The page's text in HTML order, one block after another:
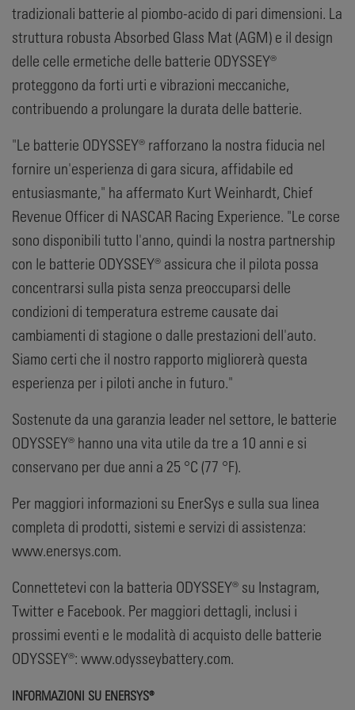
tradizionali batterie al piombo-acido di pari dimensioni. La
struttura robusta Absorbed Glass Mat (AGM) e il design
delle celle ermetiche delle batterie ODYSSEY®
proteggono da forti urti e vibrazioni meccaniche,
contribuendo a prolungare la durata delle batterie.
"Le batterie ODYSSEY® rafforzano la nostra fiducia nel
fornire un'esperienza di gara sicura, affidabile ed
entusiasmante," ha affermato Kurt Weinhardt, Chief
Revenue Officer di NASCAR Racing Experience. "Le corse
sono disponibili tutto l'anno, quindi la nostra partnership
con le batterie ODYSSEY® assicura che il pilota possa
concentrarsi sulla pista senza preoccuparsi delle
condizioni di temperatura estreme causate dai
cambiamenti di stagione o dalle prestazioni dell'auto.
Siamo certi che il nostro rapporto migliorerà questa
esperienza per i piloti anche in futuro."
Sostenute da una garanzia leader nel settore, le batterie
ODYSSEY® hanno una vita utile da tre a 10 anni e si
conservano per due anni a 25 °C (77 °F).
Per maggiori informazioni su EnerSys e sulla sua linea
completa di prodotti, sistemi e servizi di assistenza:
www.enersys.com.
Connettetevi con la batteria ODYSSEY® su Instagram,
Twitter e Facebook. Per maggiori dettagli, inclusi i
prossimi eventi e le modalità di acquisto delle batterie
ODYSSEY®: www.odysseybattery.com.
INFORMAZIONI SU ENERSYS®